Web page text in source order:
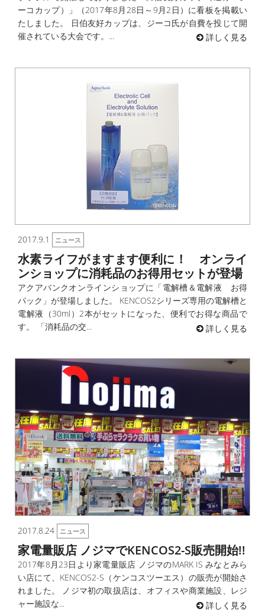
ーコカップ）」（2017年8月28日～9月2日）に看板を掲載い
たしました。 日伯友好カップは、ジーコ氏が自費を投じて開
催されている大会です。...
詳しく見る
2017.9.1 ニュース
水素ライフがますます便利に！ オンライ
ンショップに消耗品のお得用セットが登場
アクアバンクオンラインショップに「電解槽＆電解液 お得
パック」が登場しました。 KENCOS2シリーズ専用の電解槽と
電解液（30ml）2本がセットになった、便利でお得な商品で
す。 「消耗品の交...
詳しく見る
2017.8.24 ニュース
家電量販店 ノジマでKENCOS2-S販売開始!!
2017年8月23日より家電量販店 ノジマのMARK IS みなとみら
い店にて、KENCOS2-S（ケンコスツーエス）の販売が開始さ
れました。 ノジマ初の取扱店は、オフィスや商業施設、レジ
ャー施設な...
詳しく見る